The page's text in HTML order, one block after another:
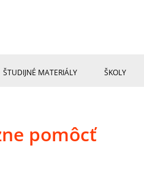
ŠTUDIJNÉ MATERIÁLY ŠKOLY
pomôcť